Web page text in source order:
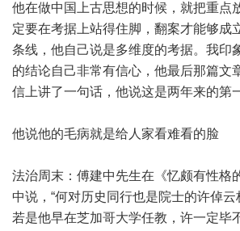
他在做中国上古思想的时候，就把重点
定要在考据上站得住脚，翻案才能够成
条线，他自己说是多维度的考据。我印
的结论自己非常有信心，他最后那篇文
信上讲了一句话，他说这是两年来的第
他说他的毛病就是给人家看难看的脸
法治周末：傅建中先生在《忆颇有性格
中说，“何对历史同行也是院士的许倬
若是他早在芝加哥大学任教，许一定毕